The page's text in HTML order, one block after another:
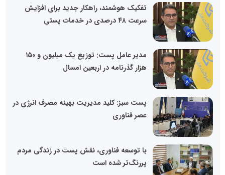
تفکیک هوشمند، راهکار جدید برای افزایش
سرعت ۴۸ درصدی در خدمات پستی
مدیر عامل پست: توزیع یک میلیون و ۱۵۰
هزار گذرنامه در اربعین امسال
پست سبز: کلید مدیریت بهینه مصرف انرژی در
عصر فناوری
با توسعه فناوری، نقش پست در زندگی مردم
پررنگ‌تر شده است